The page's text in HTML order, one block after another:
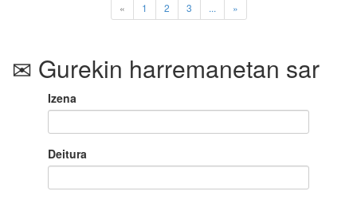
« 1 2 3 ... »
Gurekin harremanetan sar
Izena
Deitura